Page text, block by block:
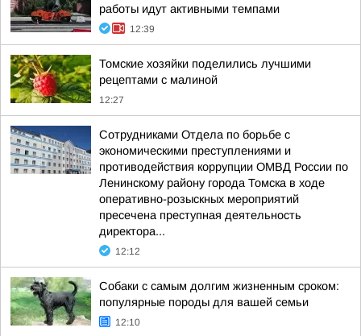
работы идут активными темпами
12:39
Томские хозяйки поделились лучшими
рецептами с малиной
12:27
Сотрудниками Отдела по борьбе с
экономическими преступлениями и
противодействия коррупции ОМВД России по
Ленинскому району города Томска в ходе
оперативно-розыскных мероприятий
пресечена преступная деятельность
директора...
12:12
Собаки с самым долгим жизненным сроком:
популярные породы для вашей семьи
12:10